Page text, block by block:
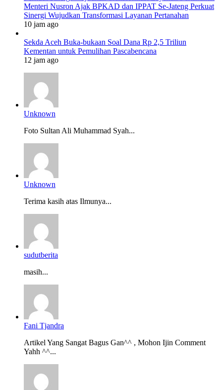
Menteri Nusron Ajak BPKAD dan IPPAT Se-Jateng Perkuat
Sinergi Wujudkan Transformasi Layanan Pertanahan
10 jam ago
Sekda Aceh Buka-bukaan Soal Dana Rp 2,5 Triliun
Kementan untuk Pemulihan Pascabencana
12 jam ago
Unknown
Foto Sultan Ali Muhammad Syah...
Unknown
Terima kasih atas Ilmunya...
sudutberita
masih...
Fani Tjandra
Artikel Yang Sangat Bagus Gan^^ , Mohon Ijin Comment
Yahh ^^...